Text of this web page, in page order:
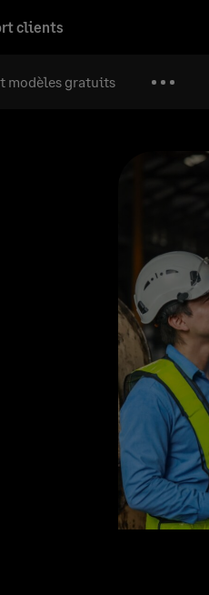
clients
modèles gratuits